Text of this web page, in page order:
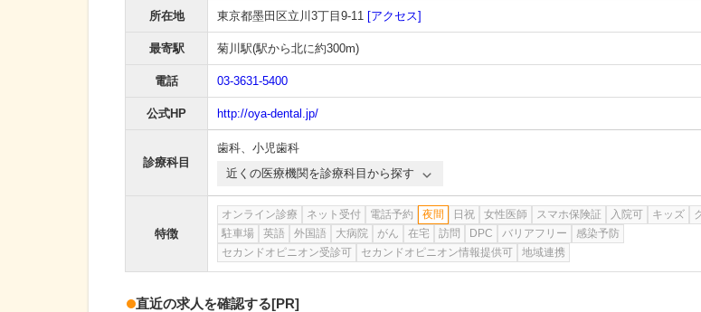
所在地 東京都墨田区立川3丁目9-11 [アクセス]
最寄駅 菊川駅(駅から北に約300m)
電話 03-3631-5400
公式HP http://oya-dental.jp/
診療科目
歯科、 小児歯科
近くの医療機関を診療科目から探す
特徴
オンライン診療 ネット受付 電話予約 夜間 日祝 女性医師 スマホ保険証 入院可 キッズ
駐車場
英語 外国語 大病院 がん 在宅 訪問 DPC バリアフリー
感染予防
セカンドオピニオン受診可
セカンドオピニオン情報提供可 地域連携
直近の求人を確認する[PR]